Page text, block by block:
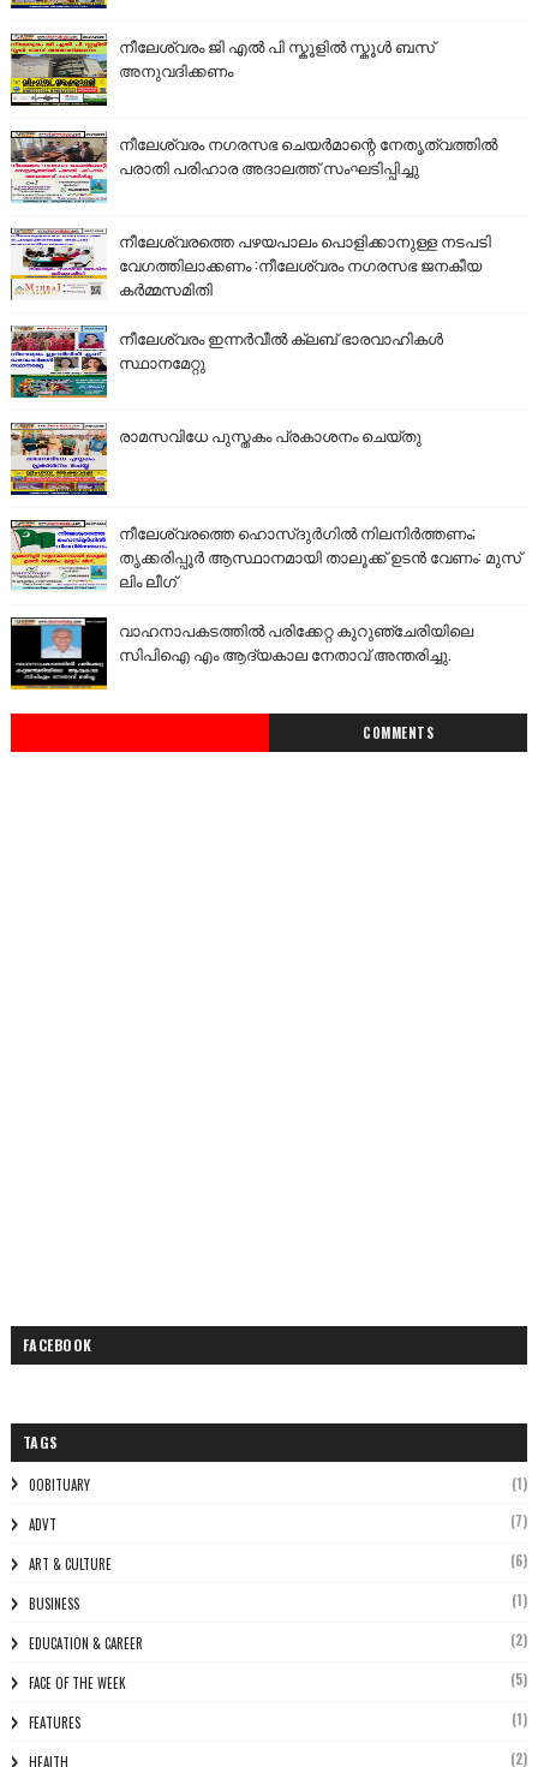
നീലേശ്വരം ജി എൽ പി സ്കൂളിൽ സ്കൂൾ ബസ്
അനുവദിക്കണം
നീലേശ്വരം നഗരസഭ ചെയർമാന്റെ നേതൃത്വത്തിൽ
പരാതി പരിഹാര അദാലത്ത് സംഘടിപ്പിച്ചു
നീലേശ്വരത്തെ പഴയപാലം പൊളിക്കാനുള്ള നടപടി
വേഗത്തിലാക്കണം :നീലേശ്വരം നഗരസഭ ജനകീയ
കർമ്മസമിതി
നീലേശ്വരം ഇന്നർവീൽ ക്ലബ് ഭാരവാഹികൾ
സ്ഥാനമേറ്റു
രാമസവിധേ പുസ്തകം പ്രകാശനം ചെയ്തു
നീലേശ്വരത്തെ ഹൊസ്ദുർഗിൽ നിലനിർത്തണം;
തൃക്കരിപ്പൂർ ആസ്ഥാനമായി താലൂക്ക് ഉടൻ വേണം: മുസ്
ലിം ലീഗ്
വാഹനാപകടത്തിൽ പരിക്കേറ്റ കുറുഞ്ചേരിയിലെ
സിപിഐ എം ആദ്യകാല നേതാവ് അന്തരിച്ചു.
COMMENTS
FACEBOOK
TAGS
0OBITUARY (1)
ADVT (7)
ART & CULTURE (6)
BUSINESS (1)
EDUCATION & CAREER (2)
FACE OF THE WEEK (5)
FEATURES (1)
HEALTH (2)